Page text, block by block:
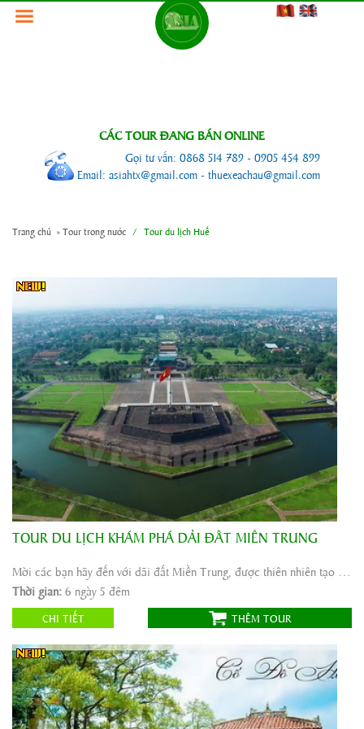
CÁC TOUR ĐANG BÁN ONLINE
Gọi tư vấn: 0868 514 789 - 0905 454 899
Email: asiahtx@gmail.com - thuexeachau@gmail.com
Trang chủ »Tour trong nước / Tour du lịch Huế
Khởi hành:
Nha Trang, Ninh Thuận
6 ngày 5 đêm
Phương tiện:
ô tô
Giá tour:3.333.000
TOUR DU LỊCH KHÁM PHÁ DẢI ĐẤT MIỀN TRUNG
Mời các bạn hãy đến với dãi đất Miền Trung, được thiên nhiên tạo hóa với bờ biển dài nằm ...
Thời gian:6 ngày 5 đêm
CHI TIẾT THÊM TOUR